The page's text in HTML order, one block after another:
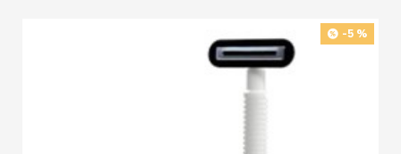
-5 %